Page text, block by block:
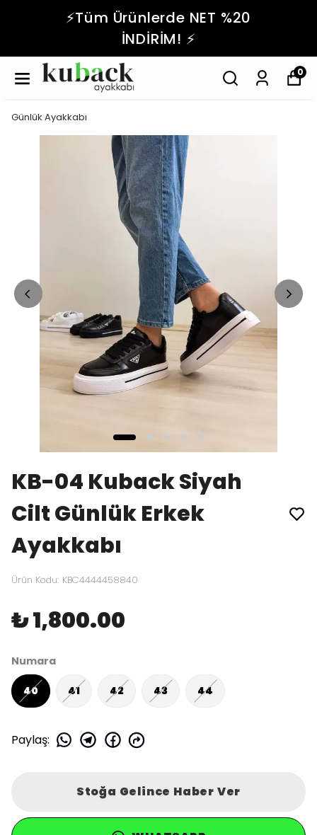
⚡️Tüm Ürünlerde NET %20
İNDİRİM! ⚡️
0
Günlük Ayakkabı
KB-04 Kuback Siyah
Cilt Günlük Erkek
Ayakkabı
Ürün Kodu: KBC4444458840
₺ 1,800.00
Numara
40 41 42 43 44
Paylaş:
Stoğa Gelince Haber Ver